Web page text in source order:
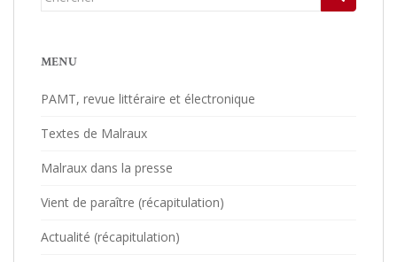
MENU
PAMT, revue littéraire et électronique
Textes de Malraux
Malraux dans la presse
Vient de paraître (récapitulation)
Actualité (récapitulation)